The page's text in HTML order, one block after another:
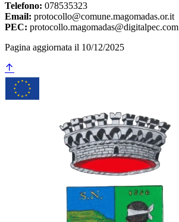
Telefono: 078535323
Email: protocollo@comune.magomadas.or.it
PEC: protocollo.magomadas@digitalpec.com
Pagina aggiornata il 10/12/2025